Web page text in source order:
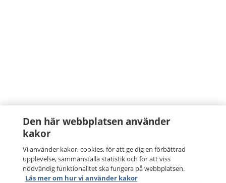
Den här webbplatsen använder
kakor
Vi använder kakor, cookies, för att ge dig en förbättrad
upplevelse, sammanställa statistik och för att viss
nödvändig funktionalitet ska fungera på webbplatsen.
Läs mer om hur vi använder kakor